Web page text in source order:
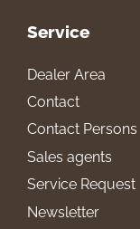
Service
Dealer Area
Contact
Contact Persons
Sales agents
Service Request
Newsletter